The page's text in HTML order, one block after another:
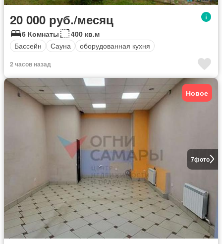
20 000 руб./месяц
6 Комнаты
400 кв.м
Бассейн
Сауна оборудованная кухня
2 часов назад
7фото
Новое